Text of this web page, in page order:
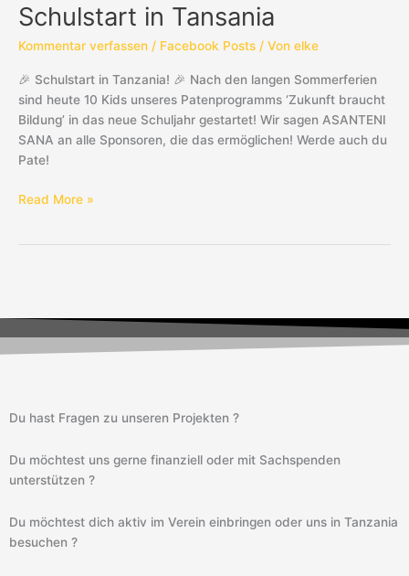
Schulstart in Tansania
Kommentar verfassen / Facebook Posts / Von elke
🎉 Schulstart in Tanzania! 🎉 Nach den langen Sommerferien
sind heute 10 Kids unseres Patenprogramms ‘Zukunft braucht
Bildung’ in das neue Schuljahr gestartet! Wir sagen ASANTENI
SANA an alle Sponsoren, die das ermöglichen! Werde auch du
Pate!
Tansania
Read More »
Du hast Fragen zu unseren Projekten ?
Du möchtest uns gerne finanziell oder mit Sachspenden
unterstützen ?
Du möchtest dich aktiv im Verein einbringen oder uns in Tanzania
besuchen ?